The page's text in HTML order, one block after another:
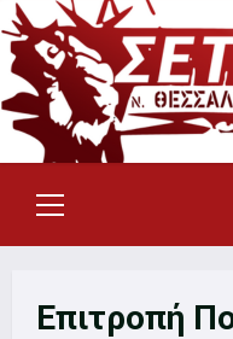
Skip
to
content
Primary
Menu
Επιτροπή